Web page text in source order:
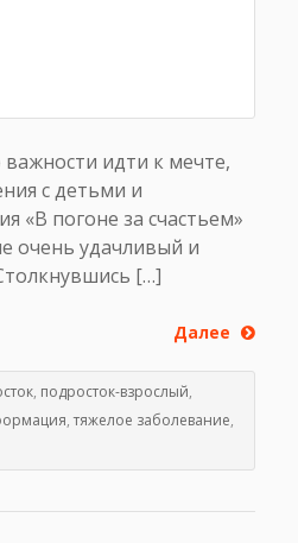
идти к мечте,
с детьми и
«В погоне за счастьем»
очень удачливый и
[…]
Далее
, подросток-взрослый,
,тяжелое заболевание,